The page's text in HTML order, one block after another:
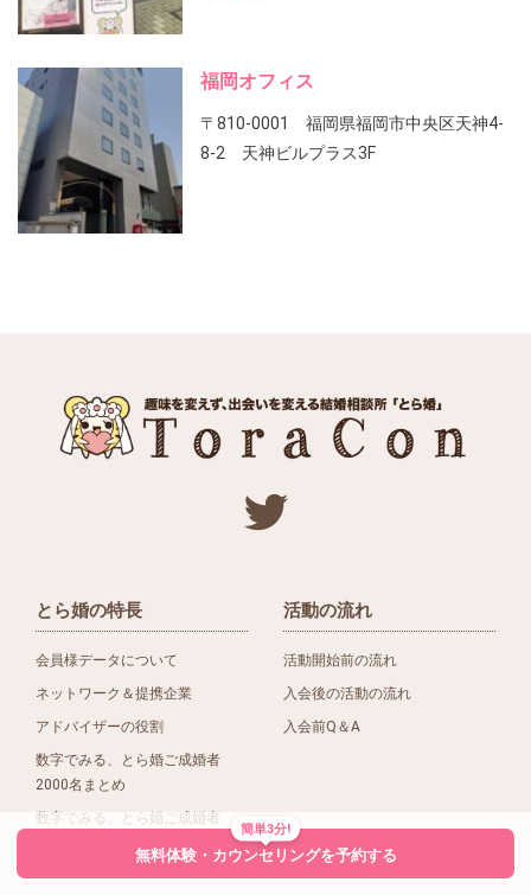
福岡オフィス
〒810-0001 福岡県福岡市中央区天神4-
8-2 天神ビルプラス3F
とら婚の特長
会員様データについて
ネットワーク＆提携企業
アドバイザーの役割
数字でみる、とら婚ご成婚者
2000名まとめ
数字でみる、とら婚ご成婚者
活動の流れ
活動開始前の流れ
入会後の活動の流れ
入会前Q＆A
簡単3分!
無料体験・カウンセリングを予約する